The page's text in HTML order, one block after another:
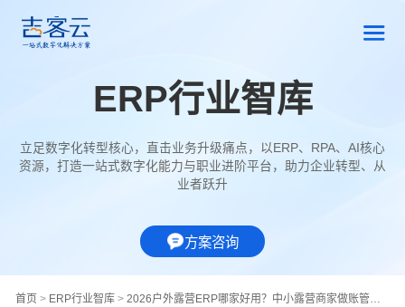
ERP行业智库
立足数字化转型核心，直击业务升级痛点，以ERP、RPA、AI核心
资源，打造一站式数字化能力与职业进阶平台，助力企业转型、从
业者跃升
方案咨询
首页 > ERP行业智库 > 2026户外露营ERP哪家好用？中小露营商家做账管控全攻略